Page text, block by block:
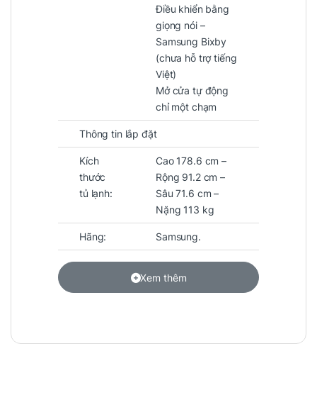
Điều khiển bằng
giọng nói –
Samsung Bixby
(chưa hỗ trợ tiếng
Việt)
Mở cửa tự động
chỉ một chạm
Thông tin lắp đặt
Kích
thước
tủ lạnh:
Cao 178.6 cm –
Rộng 91.2 cm –
Sâu 71.6 cm –
Nặng 113 kg
Hãng: Samsung.
Xem thêm